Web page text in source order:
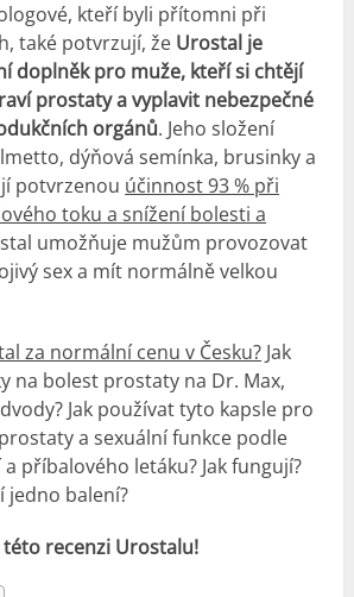
kteří byli přítomni při
také potvrzují, že Urostal je
doplněk pro muže, kteří si chtějí
prostaty a vyplavit nebezpečné
orgánů. Jeho složení
dýňová semínka, brusinky a
potvrzenou účinnost 93 % při
toku a snížení bolesti a
umožňuje mužům provozovat
sex a mít normálně velkou
za normální cenu v Česku? Jak
na bolest prostaty na Dr. Max,
Jak používat tyto kapsle pro
a sexuální funkce podle
příbalového letáku? Jak fungují?
jedno balení?
této recenzi Urostalu!